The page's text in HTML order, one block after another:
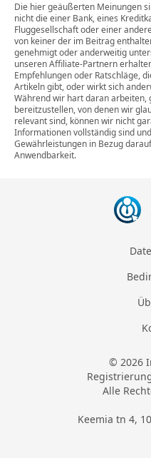
Die hier geäußerten Meinungen
nicht die einer Bank, eines
Fluggesellschaft oder einer
von keiner der im Beitrag
genehmigt oder anderweitig
unseren Affiliate-Partnern
Empfehlungen oder Ratschläge,
Artikeln gibt, oder wirkt sich
Während wir hart daran
bereitzustellen, von denen wir
relevant sind, können wir nicht
Informationen vollständig sind
Gewährleistungen in Bezug
Anwendbarkeit.
© 2026
Alle
Keemia tn 4,